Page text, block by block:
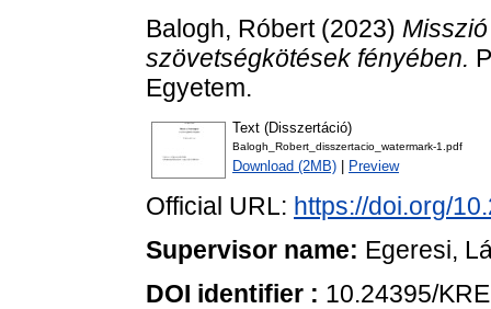
Balogh, Róbert(2023)
szövetségkötések fényében.
Egyetem.
Text (Disszertáció)
Balogh_Robert_disszertacio_watermark-1.pdf
Download (2MB) Preview
Official URL: https://doi.org/
Supervisor name: Egeresi,
DOI identifier : 10.24395/